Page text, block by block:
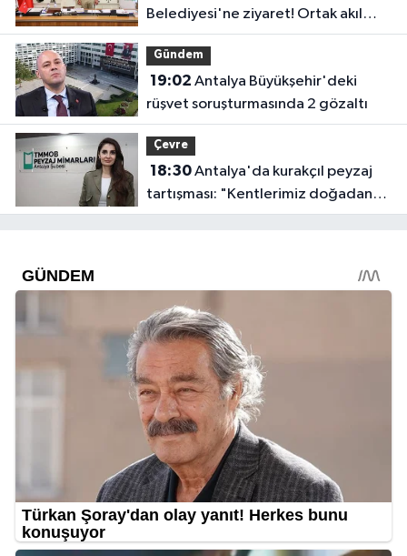
Belediyesi'ne ziyaret! Ortak akıl
sürecine destek verdi
Gündem
19:02
rüşvet soruşturmasında 2 gözaltı
Çevre
18:30Antalya'da kurakçıl peyzaj
tartışması: "Kentlerimiz doğadan
koparılıyor"